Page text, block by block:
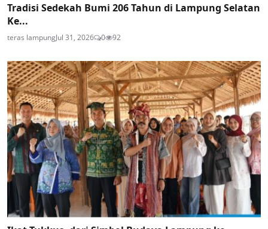
Tradisi Sedekah Bumi 206 Tahun di Lampung Selatan
Ke...
teras lampungJul 31, 2026 0 92